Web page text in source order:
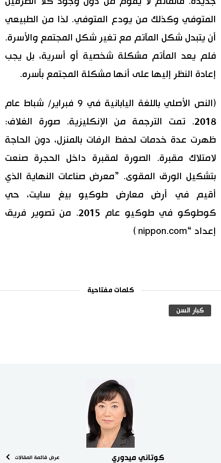
المتوفي وكذلك من يودع المتوفي. لذا من الطبيعي
أن يتبدل شكل المآتم مع تغير شكل المجتمع والأسرة.
فلم يعد المأتم مشكلة شخصية أو أسرية، بل يجب
إعادة النظر إليها على أنها مشكلة المجتمع بأسره.
(النص الأصلي باللغة اليابانية في 9 فبراير/ شباط عام
2018. تمت الترجمة من الإنكليزية. صورة الغلاف:
ظهرت عدة خدمات لحفظ الرفات بالمنزل، دون الحاجة
لامتلاك مقبرة. الصورة لمقبرة داخل الحجرة صنعت
بتشكيل الورق المقوى. ”معرض صناعات النهاية الذي
أقيم في أرض معارض طوكيو بيغ سايت، حي
كوطوكو في طوكيو عام 2015. من تصوير فريق
إعداد “nippon.com )
كلمات مفتاحية
كبار السن
كوتاني ميدوري عرض قائمة المقالات